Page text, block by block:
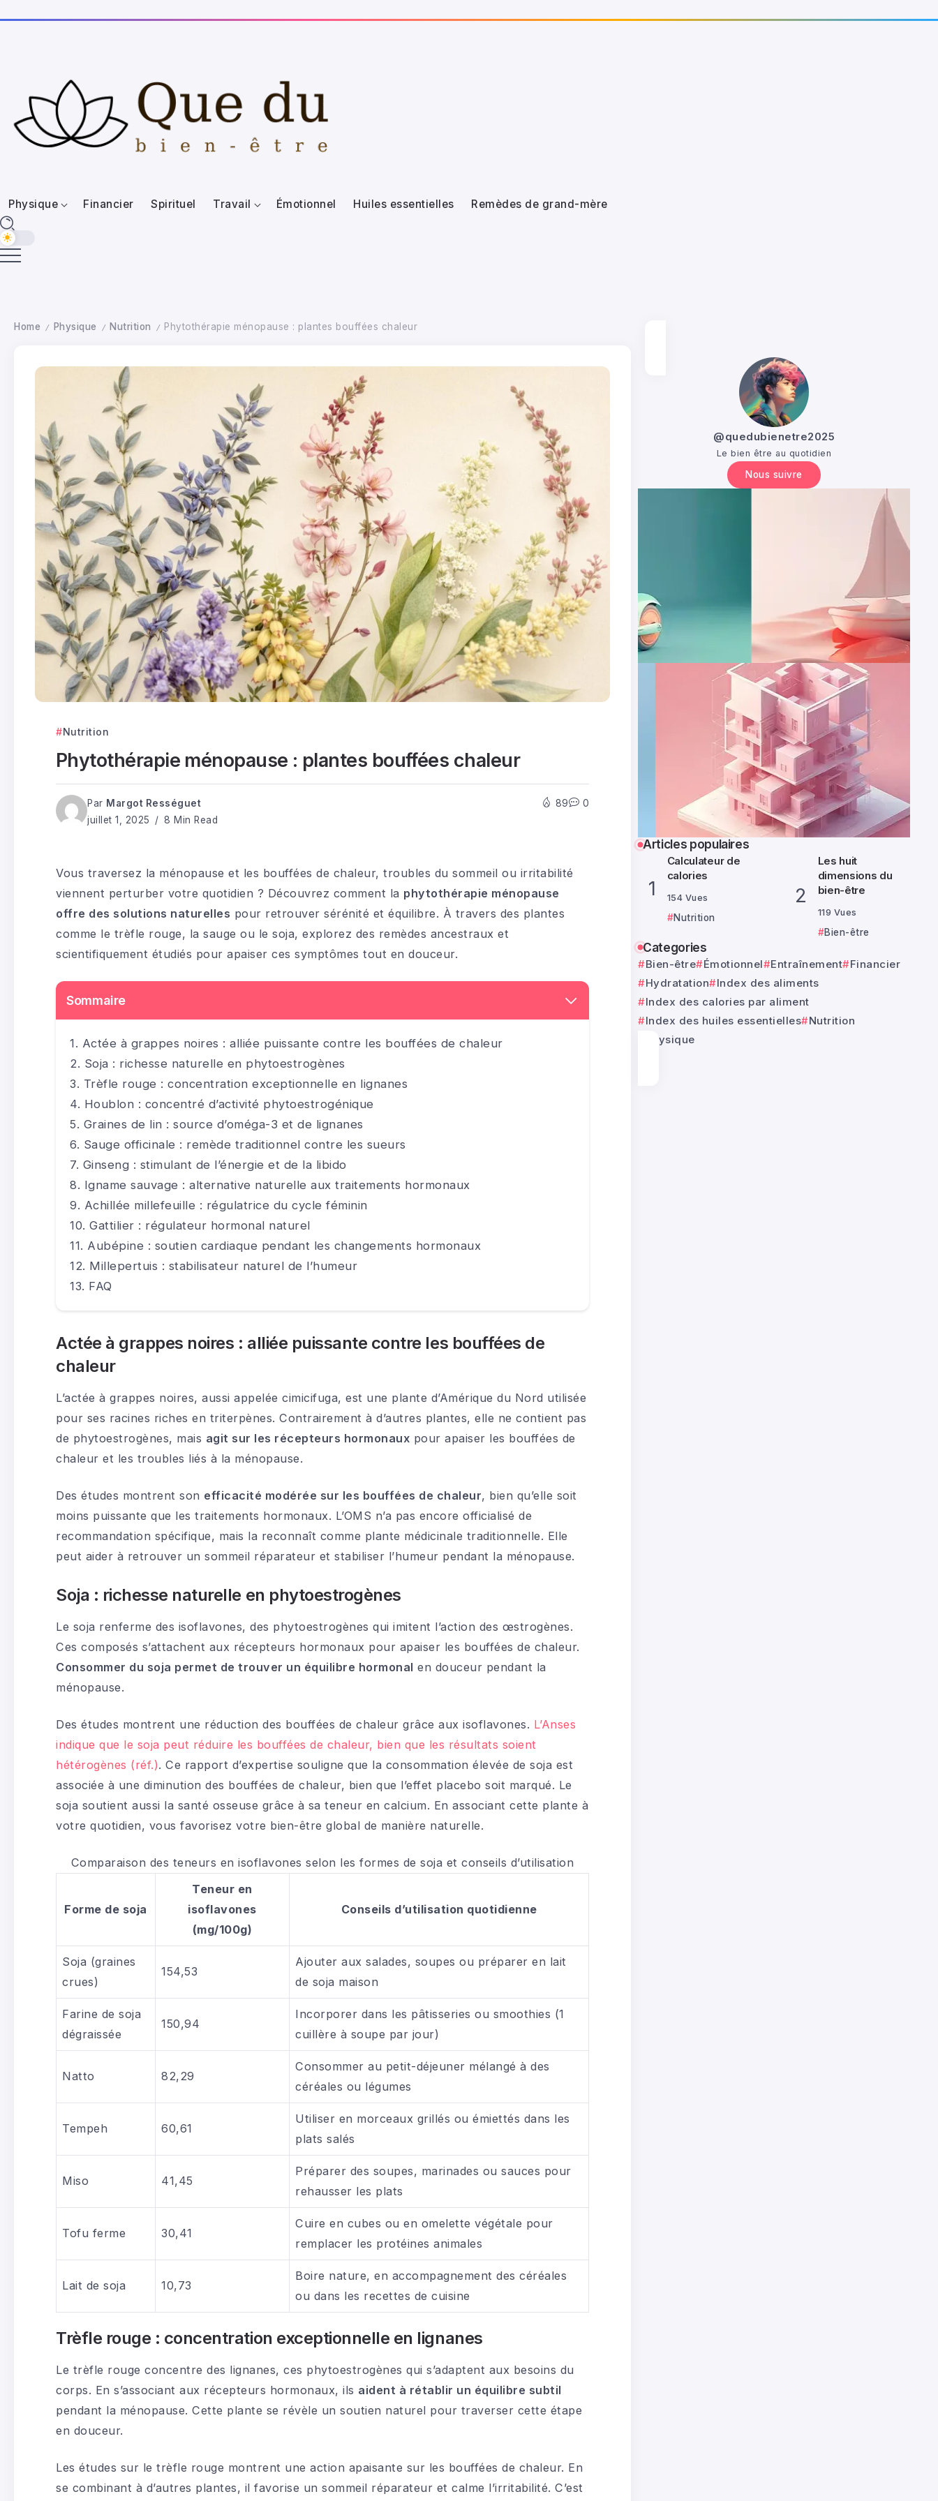
Physique Financier Spirituel Travail Émotionnel Huiles essentielles Remèdes de grand-mère
Home / Physique / Nutrition / Phytothérapie ménopause : plantes bouffées chaleur
Nutrition
Phytothérapie ménopause : plantes bouffées chaleur
Par Margot Rességuet
juillet 1, 2025
8 Min Read
89 0
Vous traversez la ménopause et les bouffées de chaleur, troubles du sommeil ou irritabilité
viennent perturber votre quotidien ? Découvrez comment la phytothérapie ménopause
offre des solutions naturelles pour retrouver sérénité et équilibre. À travers des plantes
comme le trèfle rouge, la sauge ou le soja, explorez des remèdes ancestraux et
scientifiquement étudiés pour apaiser ces symptômes tout en douceur.
Sommaire
Actée à grappes noires : alliée puissante contre les bouffées de chaleur
Soja : richesse naturelle en phytoestrogènes
Trèfle rouge : concentration exceptionnelle en lignanes
Houblon : concentré d’activité phytoestrogénique
Graines de lin : source d’oméga-3 et de lignanes
Sauge officinale : remède traditionnel contre les sueurs
Ginseng : stimulant de l’énergie et de la libido
Igname sauvage : alternative naturelle aux traitements hormonaux
Achillée millefeuille : régulatrice du cycle féminin
Gattilier : régulateur hormonal naturel
Aubépine : soutien cardiaque pendant les changements hormonaux
Millepertuis : stabilisateur naturel de l’humeur
FAQ
Actée à grappes noires : alliée puissante contre les bouffées de
chaleur
L’actée à grappes noires, aussi appelée cimicifuga, est une plante d’Amérique du Nord utilisée
pour ses racines riches en triterpènes. Contrairement à d’autres plantes, elle ne contient pas
de phytoestrogènes, mais agit sur les récepteurs hormonaux pour apaiser les bouffées de
chaleur et les troubles liés à la ménopause.
Des études montrent son efficacité modérée sur les bouffées de chaleur, bien qu’elle soit
moins puissante que les traitements hormonaux. L’OMS n’a pas encore officialisé de
recommandation spécifique, mais la reconnaît comme plante médicinale traditionnelle. Elle
peut aider à retrouver un sommeil réparateur et stabiliser l’humeur pendant la ménopause.
Soja : richesse naturelle en phytoestrogènes
Le soja renferme des isoflavones, des phytoestrogènes qui imitent l’action des œstrogènes.
Ces composés s’attachent aux récepteurs hormonaux pour apaiser les bouffées de chaleur.
Consommer du soja permet de trouver un équilibre hormonal en douceur pendant la
ménopause.
Des études montrent une réduction des bouffées de chaleur grâce aux isoflavones. L’Anses
indique que le soja peut réduire les bouffées de chaleur, bien que les résultats soient
hétérogènes (réf.). Ce rapport d’expertise souligne que la consommation élevée de soja est
associée à une diminution des bouffées de chaleur, bien que l’effet placebo soit marqué. Le
soja soutient aussi la santé osseuse grâce à sa teneur en calcium. En associant cette plante à
votre quotidien, vous favorisez votre bien-être global de manière naturelle.
Comparaison des teneurs en isoflavones selon les formes de soja et conseils d’utilisation
Forme de soja
Teneur en
isoflavones
(mg/100g)
Conseils d’utilisation quotidienne
Soja (graines
crues)
154,53
Ajouter aux salades, soupes ou préparer en lait
de soja maison
Farine de soja
dégraissée
150,94
Incorporer dans les pâtisseries ou smoothies (1
cuillère à soupe par jour)
Natto 82,29
Consommer au petit-déjeuner mélangé à des
céréales ou légumes
Tempeh 60,61
Utiliser en morceaux grillés ou émiettés dans les
plats salés
Miso 41,45
Préparer des soupes, marinades ou sauces pour
rehausser les plats
Tofu ferme 30,41
Cuire en cubes ou en omelette végétale pour
remplacer les protéines animales
Lait de soja 10,73
Boire nature, en accompagnement des céréales
ou dans les recettes de cuisine
Trèfle rouge : concentration exceptionnelle en lignanes
Le trèfle rouge concentre des lignanes, ces phytoestrogènes qui s’adaptent aux besoins du
corps. En s’associant aux récepteurs hormonaux, ils aident à rétablir un équilibre subtil
pendant la ménopause. Cette plante se révèle un soutien naturel pour traverser cette étape
en douceur.
Les études sur le trèfle rouge montrent une action apaisante sur les bouffées de chaleur. En
se combinant à d’autres plantes, il favorise un sommeil réparateur et calme l’irritabilité. C’est
@quedubienetre2025
Le bien être au quotidien
Nous suivre
Articles populaires
Calculateur de
calories
154 Vues
Nutrition
Les huit
dimensions du
bien-être
119 Vues
Bien-être
Categories
Bien-être Émotionnel Entraînement
Financier
Hydratation
Index des aliments
Index des calories par aliment
Index des huiles essentielles
Nutrition
Physique